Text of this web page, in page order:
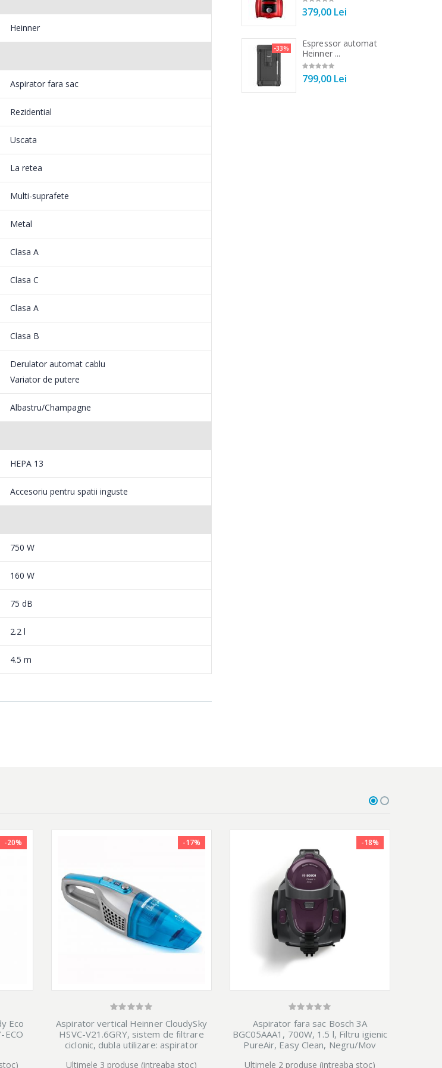
usurinta.
de energie.
aceasta este
Heinner
Aspirator fara sac
Rezidential
Uscata
La retea
Multi-suprafete
Metal
Clasa A
Clasa C
Clasa A
Clasa B
Derulator automat cablu
Variator de putere
Albastru/Champagne
HEPA 13
Accesoriu pentru spatii inguste
750 W
160 W
75 dB
2.2 l
4.5 m
799,00 Lei
Masina de spalat rufe
1 199,00 Lei
Mixer vertical Heinner
379,00 Lei
-33%
Espressor automat
Heinner ...
799,00 Lei
-20%
Eco
ECO
-17%
Aspirator vertical Heinner CloudySky
HSVC-V21.6GRY, sistem de filtrare
ciclonic, dubla utilizare: aspirator
Ultimele 3 produse (intreaba stoc)
-18%
Aspirator fara sac Bosch 3A
BGC05AAA1, 700W, 1.5 l, Filtru igienic
PureAir, Easy Clean, Negru/Mov
Ultimele 2 produse (intreaba stoc)